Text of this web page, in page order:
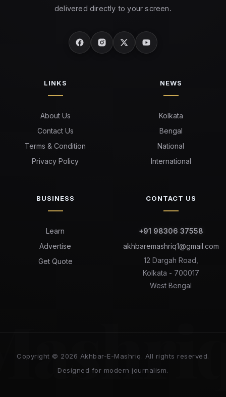
delivered directly to your screen.
LINKS
About Us
Contact Us
Terms & Condition
Privacy Policy
NEWS
Kolkata
Bengal
National
International
BUSINESS
Learn
Advertise
Get Quote
CONTACT US
+91 98306 37558
akhbaremashriq1@gmail.com
12 Dargah Road,
Kolkata - 700017
West Bengal
Copyright © 2026 Akhbar-E-Mashriq. All rights reserved.
Designed for modern journalism.